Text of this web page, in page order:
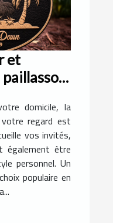
et
domicile, la
regard est
vos invités,
être
personnel. Un
populaire en